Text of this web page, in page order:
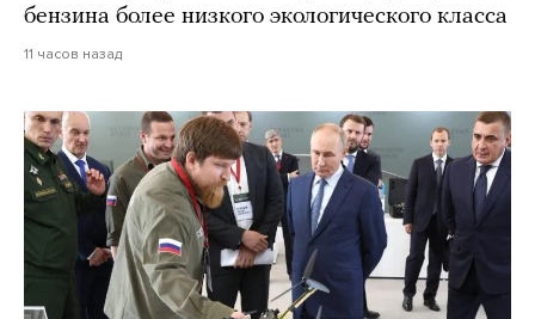
бензина более низкого экологического класса
11 часов назад